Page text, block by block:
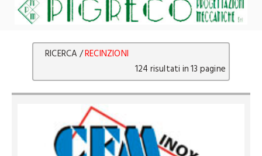
RICERCA /RECINZIONI
124 risultati in 13 pagine